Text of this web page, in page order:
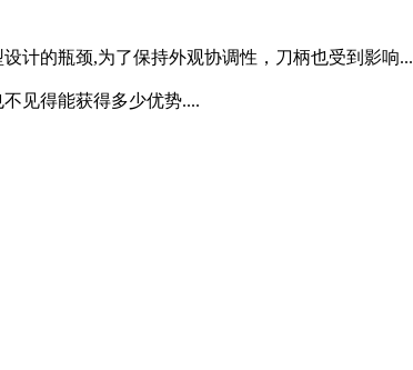
计的瓶颈,为了保持外观协调性，刀柄也受到影响...
见得能获得多少优势....